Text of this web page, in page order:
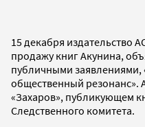
15 декабря издательство
продажу книг Акунина,
публичными
общественный резонанс».
«Захаров», публикующем
Следственного комитета.